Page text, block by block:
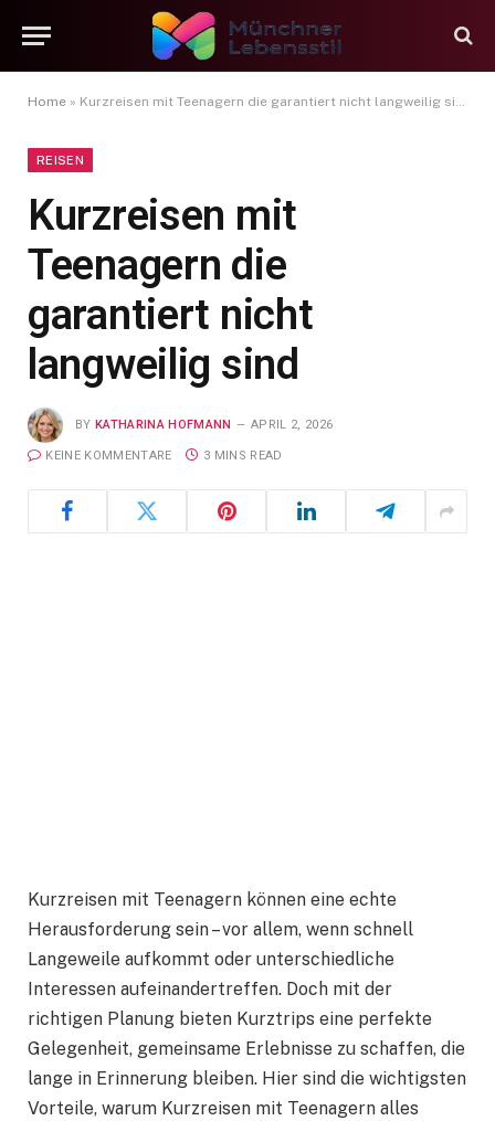
Home » Kurzreisen mit Teenagern die garantiert nicht langweilig sind
REISEN
Kurzreisen mit
Teenagern die
garantiert nicht
langweilig sind
BY KATHARINA HOFMANN APRIL 2, 2026
KEINE KOMMENTARE 3 MINS READ
Kurzreisen mit Teenagern können eine echte
Herausforderung sein – vor allem, wenn schnell
Langeweile aufkommt oder unterschiedliche
Interessen aufeinandertreffen. Doch mit der
richtigen Planung bieten Kurztrips eine perfekte
Gelegenheit, gemeinsame Erlebnisse zu schaffen, die
lange in Erinnerung bleiben. Hier sind die wichtigsten
Vorteile, warum Kurzreisen mit Teenagern alles